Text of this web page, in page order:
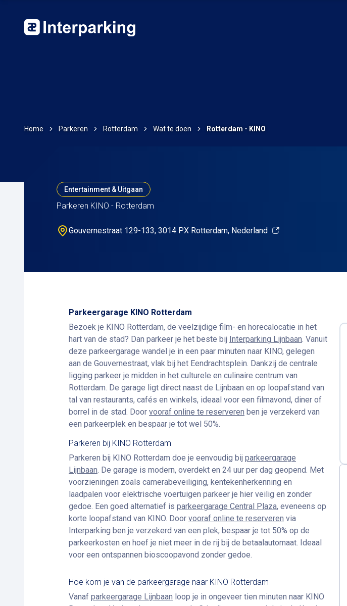
Home Parkeren Rotterdam Wat te doen Rotterdam - KINO
Entertainment & Uitgaan
Parkeren KINO - Rotterdam
Gouvernestraat 129-133, 3014 PX Rotterdam, Nederland
Parkeergarage KINO Rotterdam
Bezoek je KINO Rotterdam, de veelzijdige film- en horecalocatie in het
hart van de stad? Dan parkeer je het beste bij Interparking Lijnbaan. Vanuit
deze parkeergarage wandel je in een paar minuten naar KINO, gelegen
aan de Gouvernestraat, vlak bij het Eendrachtsplein. Dankzij de centrale
ligging parkeer je midden in het culturele en culinaire centrum van
Rotterdam. De garage ligt direct naast de Lijnbaan en op loopafstand van
tal van restaurants, cafés en winkels, ideaal voor een filmavond, diner of
borrel in de stad. Door vooraf online te reserveren ben je verzekerd van
een parkeerplek en bespaar je tot wel 50%.
Parkeren bij KINO Rotterdam
Parkeren bij KINO Rotterdam doe je eenvoudig bij parkeergarage
Lijnbaan. De garage is modern, overdekt en 24 uur per dag geopend. Met
voorzieningen zoals camerabeveiliging, kentekenherkenning en
laadpalen voor elektrische voertuigen parkeer je hier veilig en zonder
gedoe. Een goed alternatief is parkeergarage Central Plaza, eveneens op
korte loopafstand van KINO. Door vooraf online te reserveren via
Interparking ben je verzekerd van een plek, bespaar je tot 50% op de
parkeerkosten en hoef je niet meer in de rij bij de betaalautomaat. Ideaal
voor een ontspannen bioscoopavond zonder gedoe.
Hoe kom je van de parkeergarage naar KINO Rotterdam
Vanaf parkeergarage Lijnbaan loop je in ongeveer tien minuten naar KINO